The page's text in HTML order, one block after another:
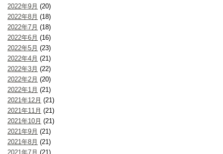
2022年9月 (20)
2022年8月 (18)
2022年7月 (18)
2022年6月 (16)
2022年5月 (23)
2022年4月 (21)
2022年3月 (22)
2022年2月 (20)
2022年1月 (21)
2021年12月 (21)
2021年11月 (21)
2021年10月 (21)
2021年9月 (21)
2021年8月 (21)
2021年7月 (21)